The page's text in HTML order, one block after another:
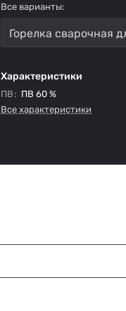
Все варианты:
Характеристики
ПВ : ПВ 60 %
Все характеристики